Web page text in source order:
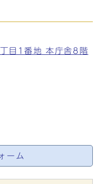
目1番地 本庁舎8階
ーム